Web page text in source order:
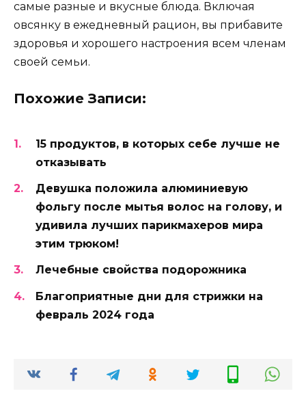
самые разные и вкусные блюда. Включая
овсянку в ежедневный рацион, вы прибавите
здоровья и хорошего настроения всем членам
своей семьи.
Похожие Записи:
15 продуктов, в которых себе лучше не
отказывать
Девушка положила алюминиевую
фольгу после мытья волос на голову, и
удивила лучших парикмахеров мира
этим трюком!
Лечебные свойства подорожника
Благоприятные дни для стрижки на
февраль 2024 года